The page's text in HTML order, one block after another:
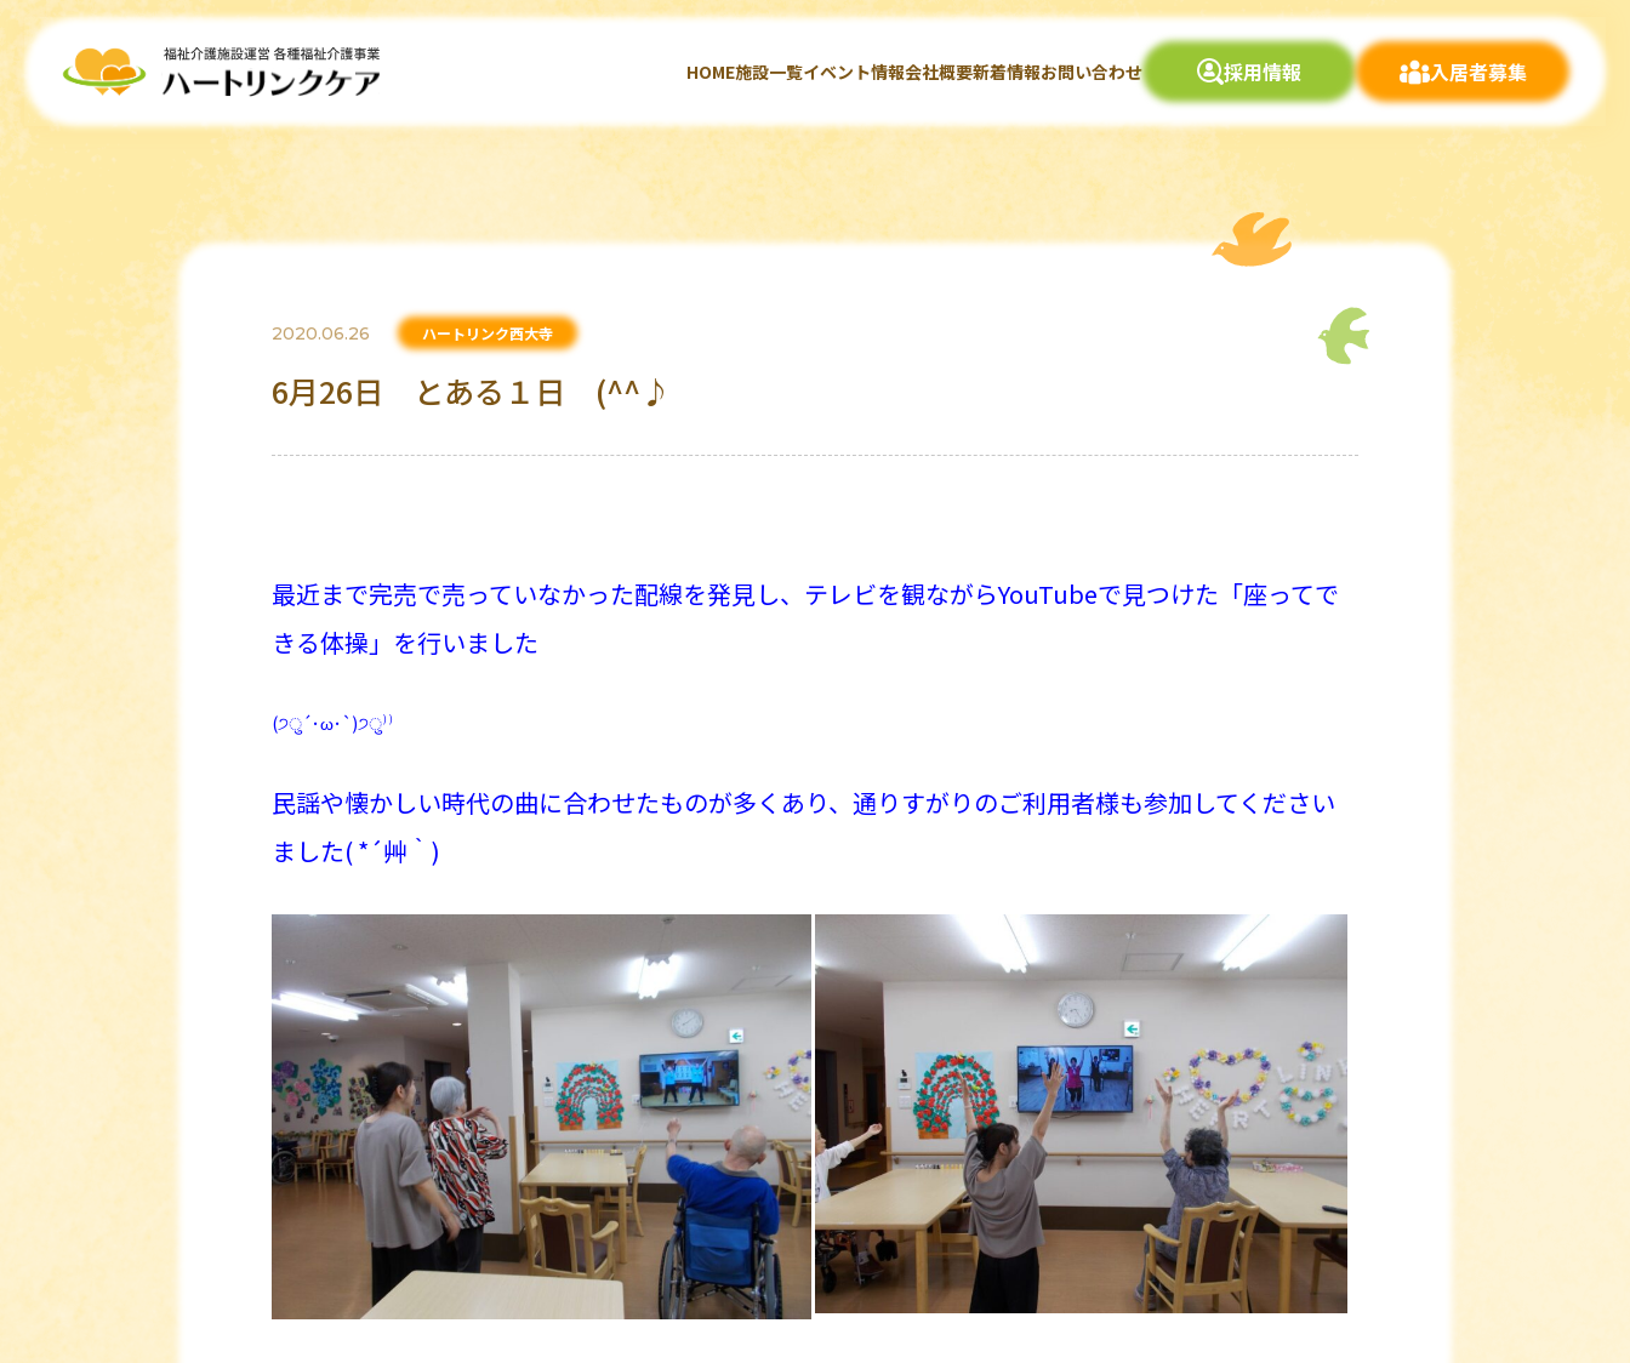
HOME施設一覧イベント情報会社概要新着情報お問い合わせ 採用情報 入居者募集
2020.06.26 ハートリンク西大寺
6月26日 とある１日 (^^♪
最近まで完売で売っていなかった配線を発見し、テレビを観ながらYouTubeで見つけた「座ってで
きる体操」を行いました
(੭ु´･ω･`)੭ु⁾⁾
民謡や懐かしい時代の曲に合わせたものが多くあり、通りすがりのご利用者様も参加してください
ました( *´艸｀)